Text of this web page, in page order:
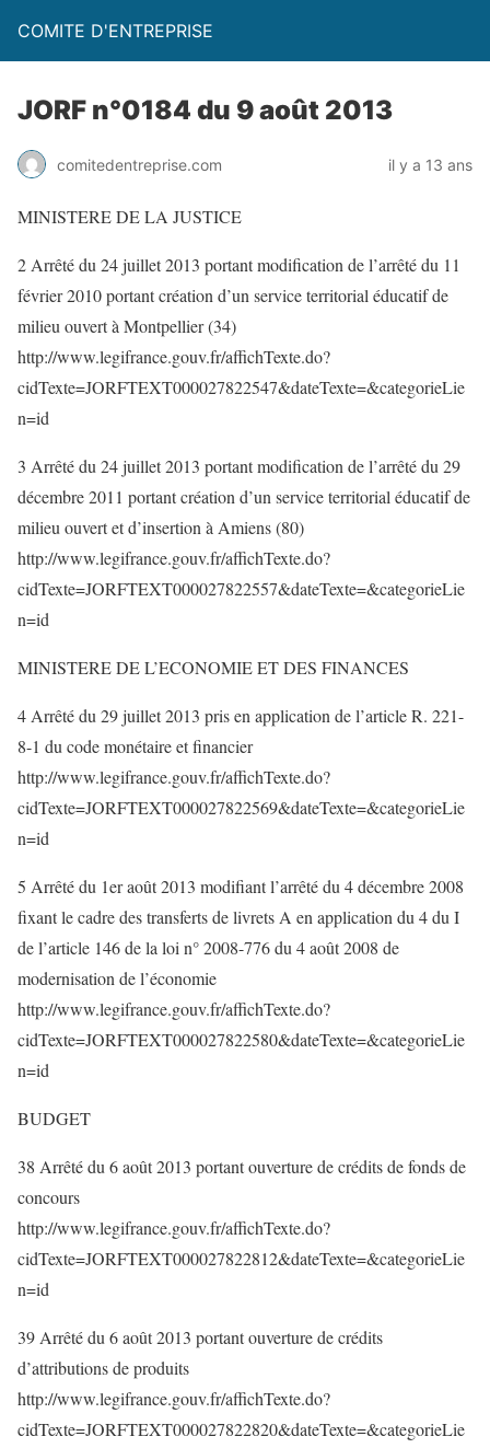
COMITE D'ENTREPRISE
JORF n°0184 du 9 août 2013
comitedentreprise.com il y a 13 ans
MINISTERE DE LA JUSTICE
2 Arrêté du 24 juillet 2013 portant modification de l’arrêté du 11
février 2010 portant création d’un service territorial éducatif de
milieu ouvert à Montpellier (34)
http://www.legifrance.gouv.fr/affichTexte.do?
cidTexte=JORFTEXT000027822547&dateTexte=&categorieLie
n=id
3 Arrêté du 24 juillet 2013 portant modification de l’arrêté du 29
décembre 2011 portant création d’un service territorial éducatif de
milieu ouvert et d’insertion à Amiens (80)
http://www.legifrance.gouv.fr/affichTexte.do?
cidTexte=JORFTEXT000027822557&dateTexte=&categorieLie
n=id
MINISTERE DE L’ECONOMIE ET DES FINANCES
4 Arrêté du 29 juillet 2013 pris en application de l’article R. 221-
8-1 du code monétaire et financier
http://www.legifrance.gouv.fr/affichTexte.do?
cidTexte=JORFTEXT000027822569&dateTexte=&categorieLie
n=id
5 Arrêté du 1er août 2013 modifiant l’arrêté du 4 décembre 2008
fixant le cadre des transferts de livrets A en application du 4 du I
de l’article 146 de la loi n° 2008-776 du 4 août 2008 de
modernisation de l’économie
http://www.legifrance.gouv.fr/affichTexte.do?
cidTexte=JORFTEXT000027822580&dateTexte=&categorieLie
n=id
BUDGET
38 Arrêté du 6 août 2013 portant ouverture de crédits de fonds de
concours
http://www.legifrance.gouv.fr/affichTexte.do?
cidTexte=JORFTEXT000027822812&dateTexte=&categorieLie
n=id
39 Arrêté du 6 août 2013 portant ouverture de crédits
d’attributions de produits
http://www.legifrance.gouv.fr/affichTexte.do?
cidTexte=JORFTEXT000027822820&dateTexte=&categorieLie